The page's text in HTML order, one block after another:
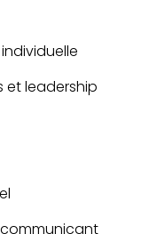
et leadership